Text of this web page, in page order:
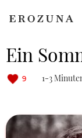
Ein
9 1-3